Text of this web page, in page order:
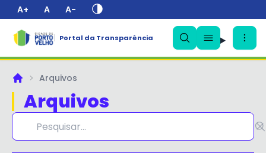
A+ A A-
Portal da Transparência
PrincipalArquivos
Arquivos
✕